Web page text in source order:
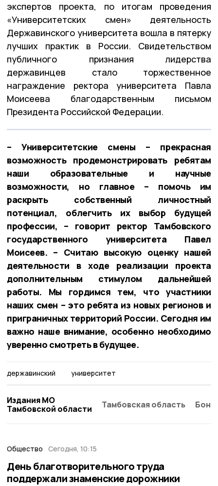
экспертов проекта, по итогам проведения
«Университетских смен» деятельность
Державинского университета вошла в пятерку
лучших практик в России. Свидетельством
публичного признания лидерства
державинцев стало торжественное
награждение ректора университета Павла
Моисеева благодарственным письмом
Президента Российской Федерации.
– Университетские смены – прекрасная
возможность продемонстрировать ребятам
наши образовательные и научные
возможности, но главное – помочь им
раскрыть собственный личностный
потенциал, облегчить их выбор будущей
профессии, – говорит ректор Тамбовского
государственного университета Павел
Моисеев. – Считаю высокую оценку нашей
деятельности в ходе реализации проекта
дополнительным стимулом дальнейшей
работы. Мы гордимся тем, что участники
наших смен – это ребята из новых регионов и
приграничных территорий России. Сегодня им
важно наше внимание, особенно необходимо
уверенно смотреть в будущее.
державинский университет
Издания МО
Тамбовской области
Тамбовская область
Общество Сегодня, 10:15
День благотворительного труда
поддержали знаменские дорожники